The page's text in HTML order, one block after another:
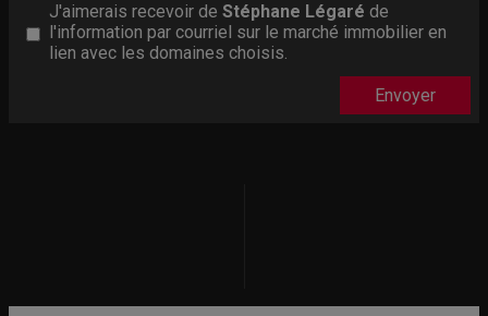
J'aimerais recevoir de Stéphane Légaré de
l'information par courriel sur le marché immobilier en
lien avec les domaines choisis.